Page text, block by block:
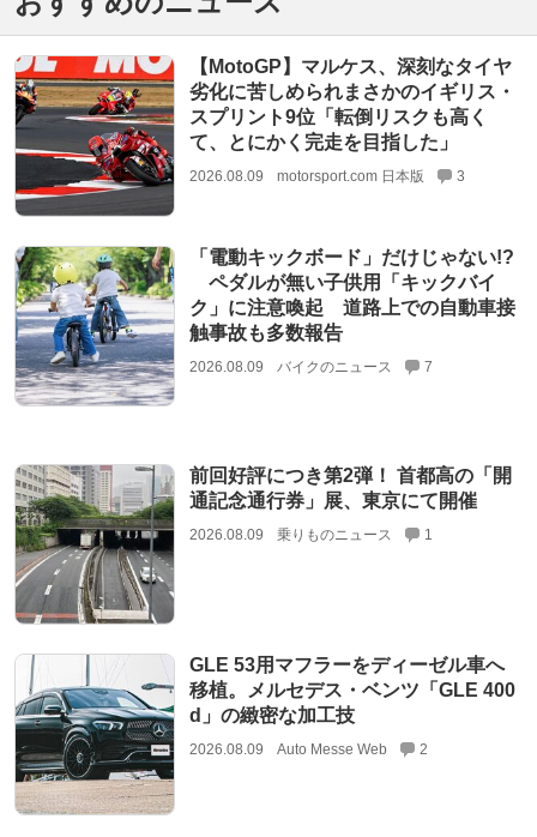
【MotoGP】マルケス、深刻なタイヤ
劣化に苦しめられまさかのイギリス・
スプリント9位「転倒リスクも高く
て、とにかく完走を目指した」
2026.08.09 motorsport.com 日本版 3
「電動キックボード」だけじゃない!?
ペダルが無い子供用「キックバイ
ク」に注意喚起 道路上での自動車接
触事故も多数報告
2026.08.09 バイクのニュース 7
前回好評につき第2弾！ 首都高の「開
通記念通行券」展、東京にて開催
2026.08.09 乗りものニュース 1
GLE 53用マフラーをディーゼル車へ
移植。メルセデス・ベンツ「GLE 400
d」の緻密な加工技
2026.08.09 Auto Messe Web 2